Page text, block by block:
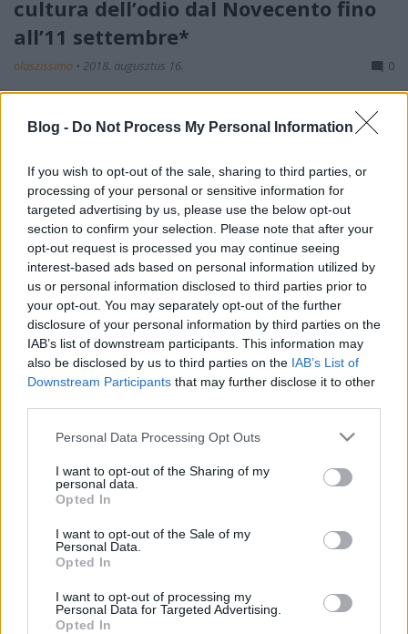
Blog - Do Not Process My Personal Information
If you wish to opt-out of the sale, sharing to third parties, or
processing of your personal or sensitive information for
targeted advertising by us, please use the below opt-out
section to confirm your selection. Please note that after your
opt-out request is processed you may continue seeing
interest-based ads based on personal information utilized by
us or personal information disclosed to third parties prior to
your opt-out. You may separately opt-out of the further
disclosure of your personal information by third parties on the
IAB’s list of downstream participants. This information may
also be disclosed by us to third parties on the IAB’s List of
Downstream Participants that may further disclose it to other
Please note that this website/app uses one or more Google
not limited to your visit or usage behaviour. You may click to
grant or deny consent to Google and its third-party tags to
use your data for below specified purposes in below Google
consent section.
Personal Data Processing Opt Outs
I want to opt-out of the Sharing of my
personal data.
Opted In
I want to opt-out of the Sale of my
Personal Data.
Opted In
I want to opt-out of processing my
Personal Data for Targeted Advertising.
Opted In
cultura dell’odio dal Novecento fino
all’11 settembre*
olaszissimo • 2018. augusztus 16. 0
A kötet az AIPI 2016. augusztus 31-től szeptember
3-ig Budapesten – az ELTE BTK-n – megrendezett,
válogatott előadásainak szerkesztett változatát
foglalja magában. (A III. szekció munkájáról az
alulírott által összeállított beszámoló:…
Pirandello a Tempevölgyben
olaszissimo•2017. szeptember 22.
A Tempevölgy folyóirat új számában napvilágot
láttak az ez év júniusának végén a Római Magyar